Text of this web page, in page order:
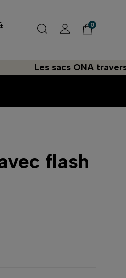
0
Les sacs ONA traversent
flash